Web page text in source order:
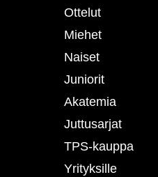
Ottelut
Miehet
Naiset
Juniorit
Akatemia
Juttusarjat
TPS-kauppa
Yrityksille